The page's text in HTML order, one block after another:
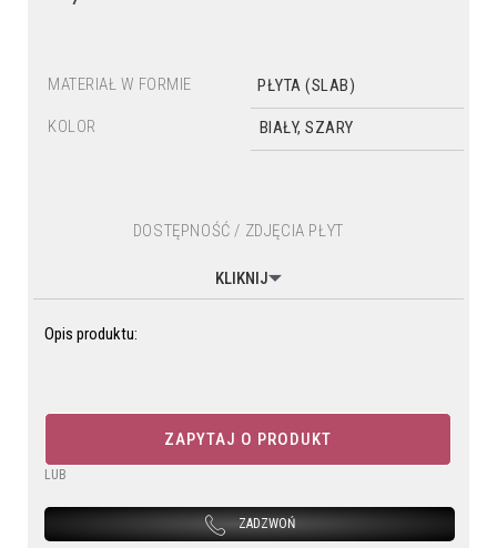
MATERIAŁ W FORMIE PŁYTA (SLAB)
KOLOR BIAŁY, SZARY
DOSTĘPNOŚĆ / ZDJĘCIA PŁYT
KLIKNIJ
Opis produktu:
ZAPYTAJ O PRODUKT
LUB
ZADZWOŃ